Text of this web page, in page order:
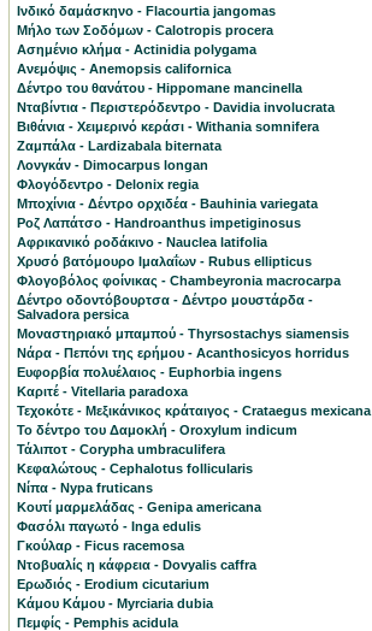
Ινδικό δαμάσκηνο - Flacourtia jangomas
Μήλο των Σοδόμων - Calotropis procera
Ασημένιο κλήμα - Actinidia polygama
Ανεμόψις - Anemopsis californica
Δέντρο του θανάτου - Hippomane mancinella
Νταβίντια - Περιστερόδεντρο - Davidia involucrata
Βιθάνια - Χειμερινό κεράσι - Withania somnifera
Ζαμπάλα - Lardizabala biternata
Λονγκάν - Dimocarpus longan
Φλογόδεντρο - Delonix regia
Μποχίνια - Δέντρο ορχιδέα - Bauhinia variegata
Ροζ Λαπάτσο - Handroanthus impetiginosus
Αφρικανικό ροδάκινο - Nauclea latifolia
Χρυσό βατόμουρο Ιμαλαΐων - Rubus ellipticus
Φλογοβόλος φοίνικας - Chambeyronia macrocarpa
Δέντρο οδοντόβουρτσα - Δέντρο μουστάρδα -
Salvadora persica
Μοναστηριακό μπαμπού - Thyrsostachys siamensis
Νάρα - Πεπόνι της ερήμου - Acanthosicyos horridus
Ευφορβία πολυέλαιος - Euphorbia ingens
Καριτέ - Vitellaria paradoxa
Τεχοκότε - Μεξικάνικος κράταιγος - Crataegus mexicana
Το δέντρο του Δαμοκλή - Oroxylum indicum
Τάλιποτ - Corypha umbraculifera
Κεφαλώτους - Cephalotus follicularis
Νίπα - Nypa fruticans
Κουτί μαρμελάδας - Genipa americana
Φασόλι παγωτό - Inga edulis
Γκούλαρ - Ficus racemosa
Ντοβυαλίς η κάφρεια - Dovyalis caffra
Ερωδιός - Erodium cicutarium
Κάμου Κάμου - Myrciaria dubia
Πεμφίς - Pemphis acidula